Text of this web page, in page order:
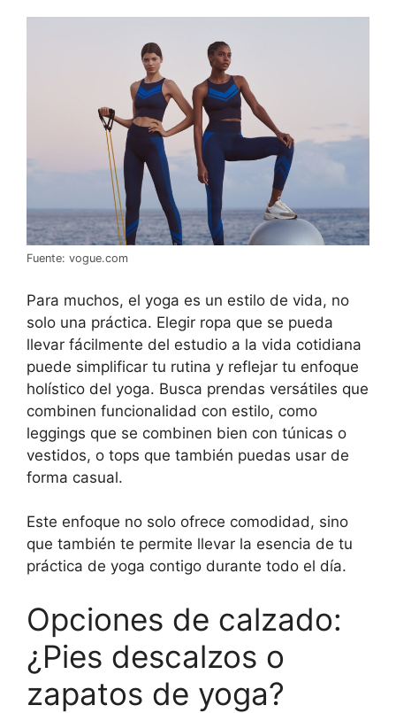
Fuente: vogue.com
Para muchos, el yoga es un estilo de vida, no
solo una práctica. Elegir ropa que se pueda
llevar fácilmente del estudio a la vida cotidiana
puede simplificar tu rutina y reflejar tu enfoque
holístico del yoga. Busca prendas versátiles que
combinen funcionalidad con estilo, como
leggings que se combinen bien con túnicas o
vestidos, o tops que también puedas usar de
forma casual.
Este enfoque no solo ofrece comodidad, sino
que también te permite llevar la esencia de tu
práctica de yoga contigo durante todo el día.
Opciones de calzado:
¿Pies descalzos o
zapatos de yoga?